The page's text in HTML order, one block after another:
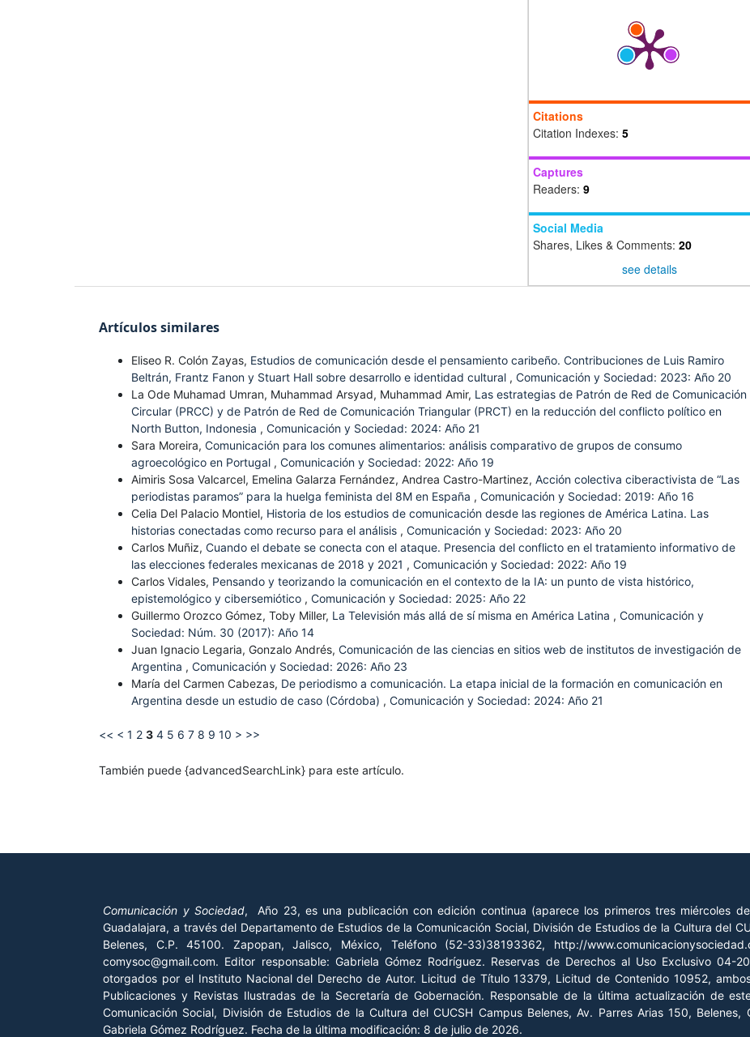
Citations
Citation Indexes: 5
Captures
Readers: 9
Social Media
Shares, Likes & Comments: 20
see details
Artículos similares
Eliseo R. Colón Zayas, Estudios de comunicación desde el pensamiento caribeño. Contribuciones de Luis Ramiro
Beltrán, Frantz Fanon y Stuart Hall sobre desarrollo e identidad cultural , Comunicación y Sociedad: 2023: Año 20
La Ode Muhamad Umran, Muhammad Arsyad, Muhammad Amir, Las estrategias de Patrón de Red de Comunicación
Circular (PRCC) y de Patrón de Red de Comunicación Triangular (PRCT) en la reducción del conflicto político en
North Button, Indonesia , Comunicación y Sociedad: 2024: Año 21
Sara Moreira, Comunicación para los comunes alimentarios: análisis comparativo de grupos de consumo
agroecológico en Portugal , Comunicación y Sociedad: 2022: Año 19
Aimiris Sosa Valcarcel, Emelina Galarza Fernández, Andrea Castro-Martinez, Acción colectiva ciberactivista de “Las
periodistas paramos” para la huelga feminista del 8M en España , Comunicación y Sociedad: 2019: Año 16
Celia Del Palacio Montiel, Historia de los estudios de comunicación desde las regiones de América Latina. Las
historias conectadas como recurso para el análisis , Comunicación y Sociedad: 2023: Año 20
Carlos Muñiz, Cuando el debate se conecta con el ataque. Presencia del conflicto en el tratamiento informativo de
las elecciones federales mexicanas de 2018 y 2021 , Comunicación y Sociedad: 2022: Año 19
Carlos Vidales, Pensando y teorizando la comunicación en el contexto de la IA: un punto de vista histórico,
epistemológico y cibersemiótico , Comunicación y Sociedad: 2025: Año 22
Guillermo Orozco Gómez, Toby Miller, La Televisión más allá de sí misma en América Latina , Comunicación y
Sociedad: Núm. 30 (2017): Año 14
Juan Ignacio Legaria, Gonzalo Andrés, Comunicación de las ciencias en sitios web de institutos de investigación de
Argentina , Comunicación y Sociedad: 2026: Año 23
María del Carmen Cabezas, De periodismo a comunicación. La etapa inicial de la formación en comunicación en
Argentina desde un estudio de caso (Córdoba) , Comunicación y Sociedad: 2024: Año 21
<< < 1 2 3 4 5 6 7 8 9 10 > >>
También puede {advancedSearchLink} para este artículo.
Comunicación y Sociedad, Año 23, es una publicación con edición continua (aparece los primeros tres miércoles
Guadalajara, a través del Departamento de Estudios de la Comunicación Social, División de Estudios de la Cultura del
Belenes, C.P. 45100. Zapopan, Jalisco, México, Teléfono (52-33)38193362, http://
comysoc@gmail.com. Editor responsable: Gabriela Gómez Rodríguez. Reservas de Derechos al Uso Exclusivo 04-
otorgados por el Instituto Nacional del Derecho de Autor. Licitud de Título 13379, Licitud de Contenido 10952,
Publicaciones y Revistas Ilustradas de la Secretaría de Gobernación. Responsable de la última actualización de
Comunicación Social, División de Estudios de la Cultura del CUCSH Campus Belenes, Av. Parres Arias 150,
Gabriela Gómez Rodríguez. Fecha de la última modificación: 8 de julio de 2026.